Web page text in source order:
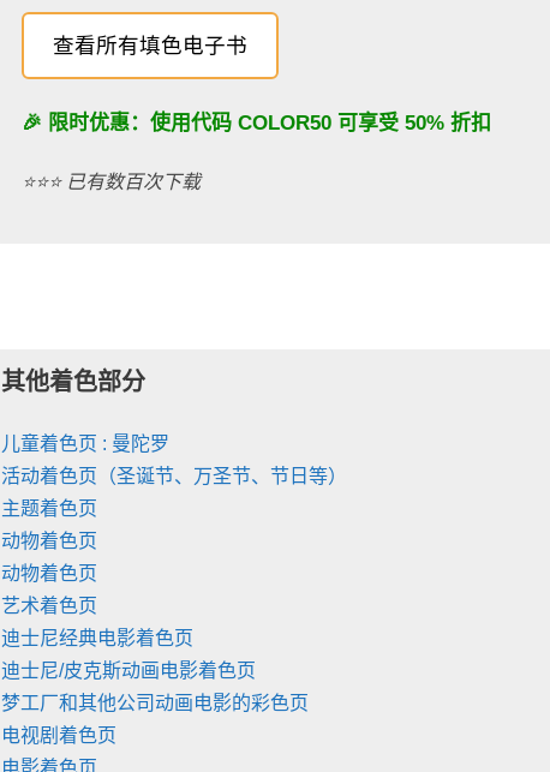
查看所有填色电子书
🎉 限时优惠：使用代码 COLOR50可享受 50% 折扣
⭐️⭐️⭐️ 已有数百次下载
其他着色部分
儿童着色页 : 曼陀罗
活动着色页（圣诞节、万圣节、节日等）
主题着色页
动物着色页
动物着色页
艺术着色页
迪士尼经典电影着色页
迪士尼/皮克斯动画电影着色页
梦工厂和其他公司动画电影的彩色页
电视剧着色页
电影着色页